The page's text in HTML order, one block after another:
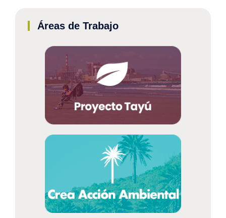
Áreas de Trabajo